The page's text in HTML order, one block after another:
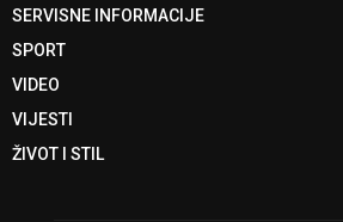
SERVISNE INFORMACIJE
SPORT
VIDEO
VIJESTI
ŽIVOT I STIL